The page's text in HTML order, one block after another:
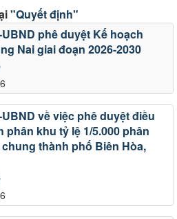
"Quyết định"
phê duyệt Kế hoạch
Nai giai đoạn 2026-2030
về việc phê duyệt điều
khu tỷ lệ 1/5.000 phân
thành phố Biên Hòa,